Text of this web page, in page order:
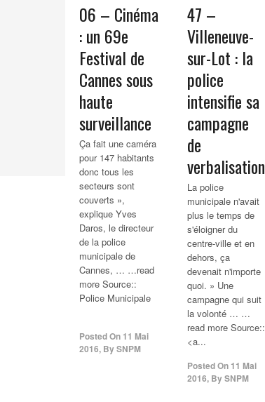
06 – Cinéma
: un 69e
Festival de
Cannes sous
haute
surveillance
Ça fait une caméra
pour 147 habitants
donc tous les
secteurs sont
couverts »,
explique Yves
Daros, le directeur
de la police
municipale de
Cannes, … …read
more Source::
Police Municipale
Posted On 11 Mai
2016, BySNPM
47 –
Villeneuve-
sur-Lot : la
police
intensifie sa
campagne
de
verbalisation
La police
municipale n'avait
plus le temps de
s'éloigner du
centre-ville et en
dehors, ça
devenait n'importe
quoi. » Une
campagne qui suit
la volonté … …
read more Source::
<a...
Posted On 11 Mai
2016, BySNPM